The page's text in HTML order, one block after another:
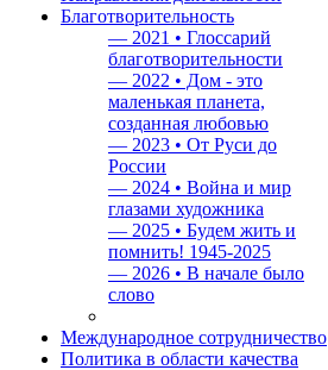
Благотворительность
— 2021 • Глоссарий
благотворительности
— 2022 • Дом - это
маленькая планета,
созданная любовью
— 2023 • От Руси до
России
— 2024 • Война и мир
глазами художника
— 2025 • Будем жить и
помнить! 1945-2025
— 2026 • В начале было
слово
Международное сотрудничество
Политика в области качества